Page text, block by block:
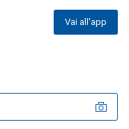
Vai all'app